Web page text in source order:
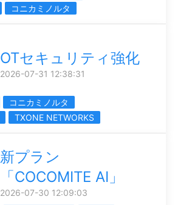
コニカミノルタ
OTセキュリティ強化
2026-07-31 12:38:31
コニカミノルタ
TXONE NETWORKS
新プラン
「COCOMITE AI」
2026-07-30 12:09:03